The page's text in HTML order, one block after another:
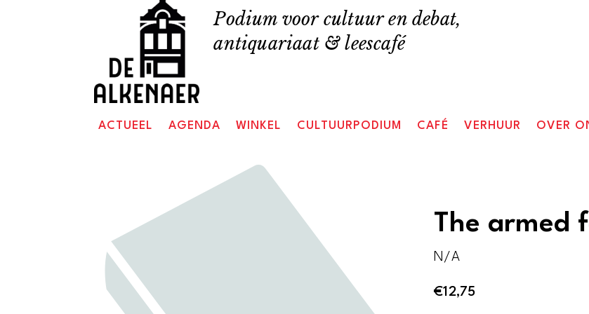
Podium voor cultuur en debat,
antiquariaat & leescafé
ACTUEEL AGENDA WINKEL CULTUURPODIUM CAFÉ VERHUUR OVER
The armed
N/A
€12,75